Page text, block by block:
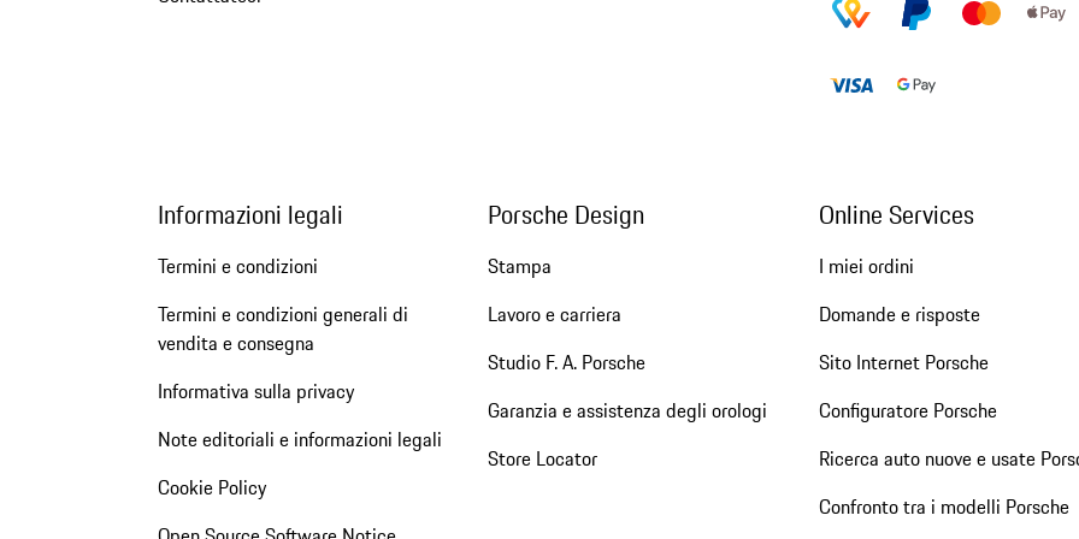
Informazioni legali
Termini e condizioni
Termini e condizioni generali di
vendita e consegna
Informativa sulla privacy
Note editoriali e informazioni legali
Cookie Policy
Porsche Design
Stampa
Lavoro e carriera
Studio F. A. Porsche
Garanzia e assistenza degli orologi
Store Locator
Online Services
I miei ordini
Domande e risposte
Sito Internet Porsche
Configuratore Porsche
Ricerca auto nuove e usate
Confronto tra i modelli Porsche